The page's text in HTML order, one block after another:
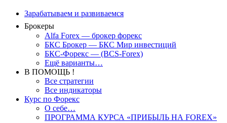
Зарабатываем и развиваемся
Брокеры
Alfa Forex — брокер форекс
БКС Брокер — БКС Мир инвестиций
БКС-Форекс — (BCS-Forex)
Ещё варианты…
В ПОМОЩЬ !
Все стратегии
Все индикаторы
Курс по Форекс
О себе…
ПРОГРАММА КУРСА «ПРИБЫЛЬ НА FOREX»